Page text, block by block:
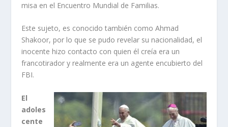
misa en el Encuentro Mundial de Familias.
Este sujeto, es conocido también como Ahmad
Shakoor, por lo que se pudo revelar su nacionalidad, el
inocente hizo contacto con quien él creía era un
francotirador y realmente era un agente encubierto del
FBI.
El
adoles
cente